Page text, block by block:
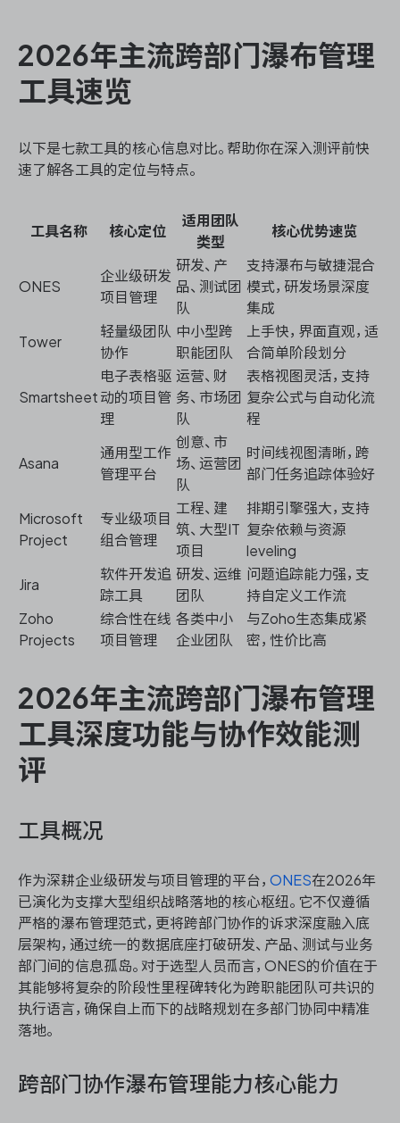
2026年主流跨部门瀑布管理
工具速览
以下是七款工具的核心信息对比。帮助你在深入测评前快
速了解各工具的定位与特点。
工具名称 核心定位
适用团队
类型
核心优势速览
ONES
企业级研发
项目管理
研发、产
品、测试团
队
支持瀑布与敏捷混合
模式，研发场景深度
集成
Tower
轻量级团队
协作
中小型跨
职能团队
上手快，界面直观，适
合简单阶段划分
Smartsheet
电子表格驱
动的项目管
理
运营、财
务、市场团
队
表格视图灵活，支持
复杂公式与自动化流
程
Asana
通用型工作
管理平台
创意、市
场、运营团
队
时间线视图清晰，跨
部门任务追踪体验好
Microsoft
Project
专业级项目
组合管理
工程、建
筑、大型IT
项目
排期引擎强大，支持
复杂依赖与资源
leveling
Jira
软件开发追
踪工具
研发、运维
团队
问题追踪能力强，支
持自定义工作流
Zoho
Projects
综合性在线
项目管理
各类中小
企业团队
与Zoho生态集成紧
密，性价比高
2026年主流跨部门瀑布管理
工具深度功能与协作效能测
评
工具概况
作为深耕企业级研发与项目管理的平台， ONES在2026年
已演化为支撑大型组织战略落地的核心枢纽。它不仅遵循
严格的瀑布管理范式，更将跨部门协作的诉求深度融入底
层架构，通过统一的数据底座打破研发、产品、测试与业务
部门间的信息孤岛。对于选型人员而言，ONES的价值在于
其能够将复杂的阶段性里程碑转化为跨职能团队可共识的
执行语言，确保自上而下的战略规划在多部门协同中精准
落地。
跨部门协作瀑布管理能力核心能力